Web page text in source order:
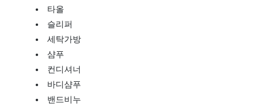
타올
슬리퍼
세탁가방
샴푸
컨디셔너
바디샴푸
밴드비누